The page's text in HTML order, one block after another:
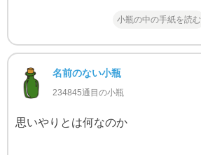
小瓶の中の手紙を読む
名前のない小瓶
234845通目の小瓶
思いやりとは何なのか